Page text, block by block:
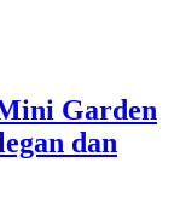
Garden
dan